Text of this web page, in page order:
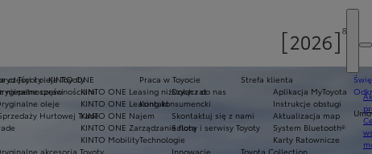
Toyoty
niepełnosprawnościami
Praca w Toyocie
Dołącz do nas
Kontakt
Skontaktuj się z nami
Salony i serwisy Toyoty
Technologie
Innowacje
KINTO ONE
KINTO ONE Leasing niższych rat
KINTO ONE Leasing konsumencki
KINTO ONE Najem
KINTO ONE Zarządzanie flotą
KINTO Mobility
części i oleje Toyoty
części
oleje
Hurtowej Trade
akcesoria Toyoty
Strefa klienta
Aplikacja MyToyota
Instrukcje obsługi
Aktualizacja map
System Bluetooth®
Karty Ratownicze
Toyota Collection